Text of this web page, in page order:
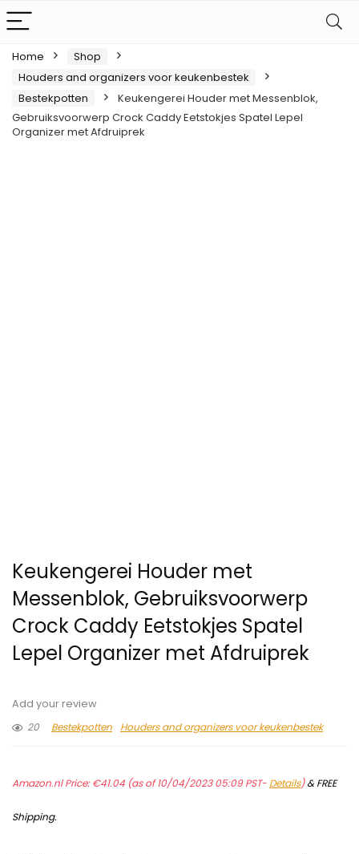
Home
Shop
Houders and organizers voor keukenbestek
Bestekpotten
Keukengerei Houder met Messenblok,
Gebruiksvoorwerp Crock Caddy Eetstokjes Spatel Lepel
Organizer met Afdruiprek
Keukengerei Houder met
Messenblok, Gebruiksvoorwerp
Crock Caddy Eetstokjes Spatel
Lepel Organizer met Afdruiprek
Add your review
20
Bestekpotten Houders and organizers voor keukenbestek
Amazon.nl Price:€41.04 (as of 10/04/2023 05:09 PST- Details)&FREE
Shipping.